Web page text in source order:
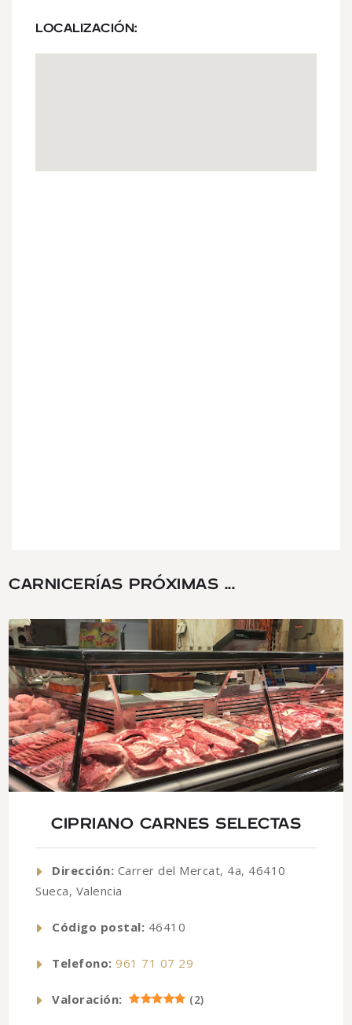
LOCALIZACIÓN:
CARNICERÍAS PRÓXIMAS ...
CIPRIANO CARNES SELECTAS
Dirección: Carrer del Mercat, 4a, 46410
Sueca, Valencia
Código postal: 46410
Telefono: 961 71 07 29
Valoración: (2)